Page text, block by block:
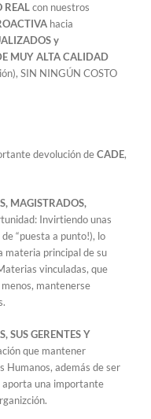
REALcon nuestros
hacia
y
MUY ALTA CALIDAD
SIN NINGÚN COSTO
devolución deCADE,
MAGISTRADOS,
Invirtiendo unas
“puesta a punto!), lo
materia principal de su
vinculadas, que
mantenerse
SUS GERENTES Y
que mantener
Humanos, además de ser
aporta una importante